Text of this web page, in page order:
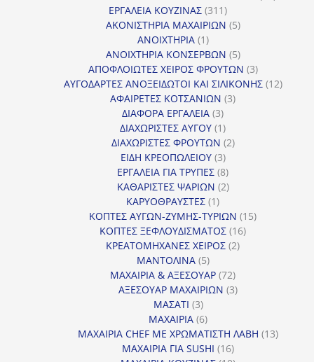
ΕΡΓΑΛΕΙΑ ΚΟΥΖΙΝΑΣ 311311
προϊόντα
ΑΚΟΝΙΣΤΗΡΙΑ ΜΑΧΑΙΡΙΩΝ 55
ΑΝΟΙΧΤΗΡΙΑ 11
προϊόν
ΑΝΟΙΧΤΗΡΙΑ ΚΟΝΣΕΡΒΩΝ 55
προϊόντα
ΑΠΟΦΛΟΙΩΤΕΣ ΧΕΙΡΟΣ ΦΡΟΥΤΩΝ 33
προϊόντα
ΑΥΓΟΔΑΡΤΕΣ ΑΝΟΞΕΙΔΩΤΟΙ ΚΑΙ ΣΙΛΙΚΟΝΗΣ 1212
ΑΦΑΙΡΕΤΕΣ ΚΟΤΣΑΝΙΩΝ 33
ΔΙΑΦΟΡΑ ΕΡΓΑΛΕΙΑ 33
προϊόντα
ΔΙΑΧΩΡΙΣΤΕΣ ΑΥΓΟΥ 11
προϊόν
ΔΙΑΧΩΡΙΣΤΕΣ ΦΡΟΥΤΩΝ 22
ΕΙΔΗ ΚΡΕΟΠΩΛΕΙΟΥ 33
προϊόντα
ΕΡΓΑΛΕΙΑ ΓΙΑ ΤΡΥΠΕΣ 88
προϊόντα
ΚΑΘΑΡΙΣΤΕΣ ΨΑΡΙΩΝ 22
ΚΑΡΥΟΘΡΑΥΣΤΕΣ 11
προϊόν
ΚΟΠΤΕΣ ΑΥΓΩΝ-ΖΥΜΗΣ-ΤΥΡΙΩΝ 1515
ΚΟΠΤΕΣ ΞΕΦΛΟΥΔΙΣΜΑΤΟΣ 1616
ΚΡΕΑΤΟΜΗΧΑΝΕΣ ΧΕΙΡΟΣ 22
ΜΑΝΤΟΛΙΝΑ 55
προϊόντα
ΜΑΧΑΙΡΙΑ & ΑΞΕΣΟΥΑΡ 7272
προϊόντα
ΑΞΕΣΟΥΑΡ ΜΑΧΑΙΡΙΩΝ 33
ΜΑΣΑΤΙ 33
προϊόντα
ΜΑΧΑΙΡΙΑ 66
προϊόντα
ΜΑΧΑΙΡΙΑ CHEF ΜΕ ΧΡΩΜΑΤΙΣΤΗ ΛΑΒΗ 1313
ΜΑΧΑΙΡΙΑ ΓΙΑ SUSHI 1616